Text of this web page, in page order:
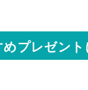
プレゼン